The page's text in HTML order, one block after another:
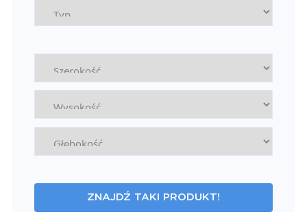
ZNAJDŹ TAKI PRODUKT!